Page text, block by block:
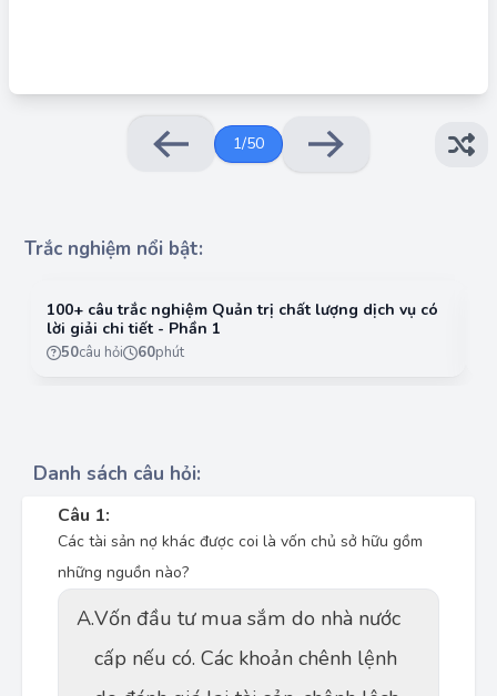
1/50
Trắc nghiệm nổi bật:
100+ câu trắc nghiệm Quản trị chất lượng dịch vụ có
lời giải chi tiết - Phần 1
50câu hỏi 60phút
Danh sách câu hỏi:
Câu 1:
Các tài sản nợ khác được coi là vốn chủ sở hữu gồm
những nguồn nào?
A.Vốn đầu tư mua sắm do nhà nước
cấp nếu có. Các khoản chênh lệnh